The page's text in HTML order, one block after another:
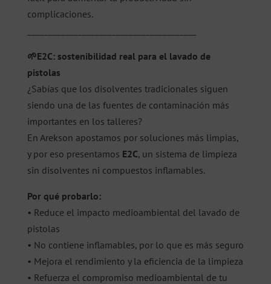
complicaciones.
🌱E2C: sostenibilidad real para el lavado de
pistolas
¿Sabías que los disolventes tradicionales siguen
siendo una de las fuentes de contaminación más
importantes en los talleres?
En Arekson apostamos por soluciones más limpias,
y por eso presentamos E2C, un sistema de limpieza
sin disolventes ni compuestos inflamables.
Por qué probarlo:
• Reduce el impacto medioambiental del lavado de
pistolas
• No contiene inflamables, por lo que es más seguro
• Mejora el rendimiento y la eficiencia de la limpieza
• Refuerza el compromiso medioambiental de tu